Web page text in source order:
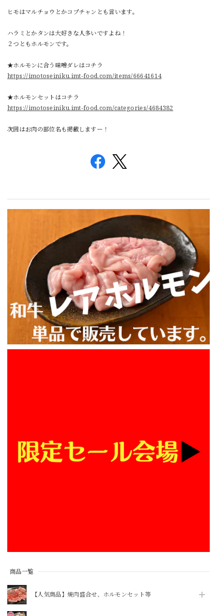
商品一覧
【人気商品】焼肉盛合せ、ホルモンセット等
ヒモはマルチョウとかコプチャンとも言います。
ハラミとかタンは大好きな人多いですよね！
２つともホルモンです。
★ホルモンに合う味噌ダレはコチラ
https://imotoseiniku.imt-food.com/items/66641614
★ホルモンセットはコチラ
https://imotoseiniku.imt-food.com/categories/4684382
次回はお肉の部位名も掲載しますー！